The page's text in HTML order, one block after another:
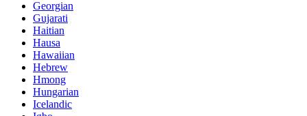
Georgian
Gujarati
Haitian
Hausa
Hawaiian
Hebrew
Hmong
Hungarian
Icelandic